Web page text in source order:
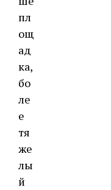
пл
ощ
ад
ка,
бо
ле
е
тя
же
лы
й